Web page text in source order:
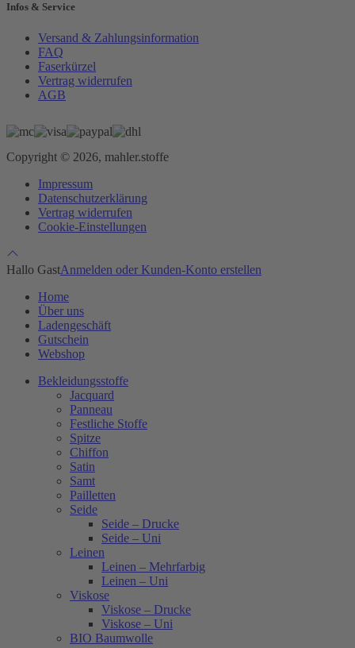
Infos & Service
Versand & Zahlungsinformation
FAQ
Faserkürzel
Vertrag widerrufen
AGB
Copyright © 2026, mahler.stoffe
Impressum
Datenschutzerklärung
Vertrag widerrufen
Cookie-Einstellungen
Hallo GastAnmelden oder Kunden-Konto erstellen
Home
Über uns
Ladengeschäft
Gutschein
Webshop
Bekleidungsstoffe
Jacquard
Panneau
Festliche Stoffe
Spitze
Chiffon
Satin
Samt
Pailletten
Seide
Seide – Drucke
Seide – Uni
Leinen
Leinen – Mehrfarbig
Leinen – Uni
Viskose
Viskose – Drucke
Viskose – Uni
BIO Baumwolle